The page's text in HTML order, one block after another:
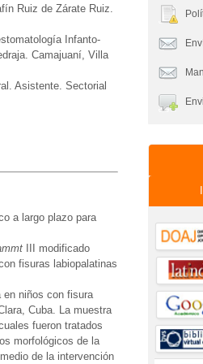
Ruiz de Zárate Ruiz.
Infanto-
Camajuaní, Villa
Asistente. Sectorial
a largo plazo para
III modificado
fisuras labiopalatinas
niños con fisura
Cuba. La muestra
fueron tratados
morfológicos de la
de la intervención